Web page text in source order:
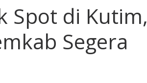
Spot di Kutim,
Segera